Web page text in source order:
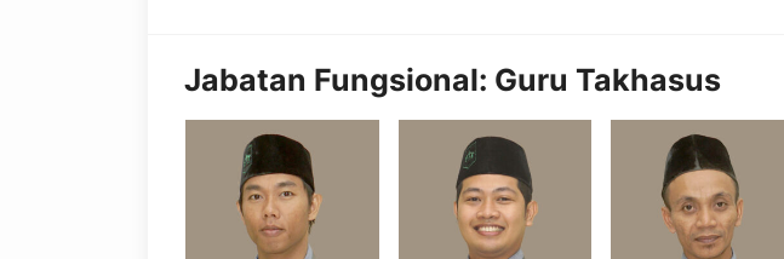
Jabatan Fungsional: Guru Takhasus